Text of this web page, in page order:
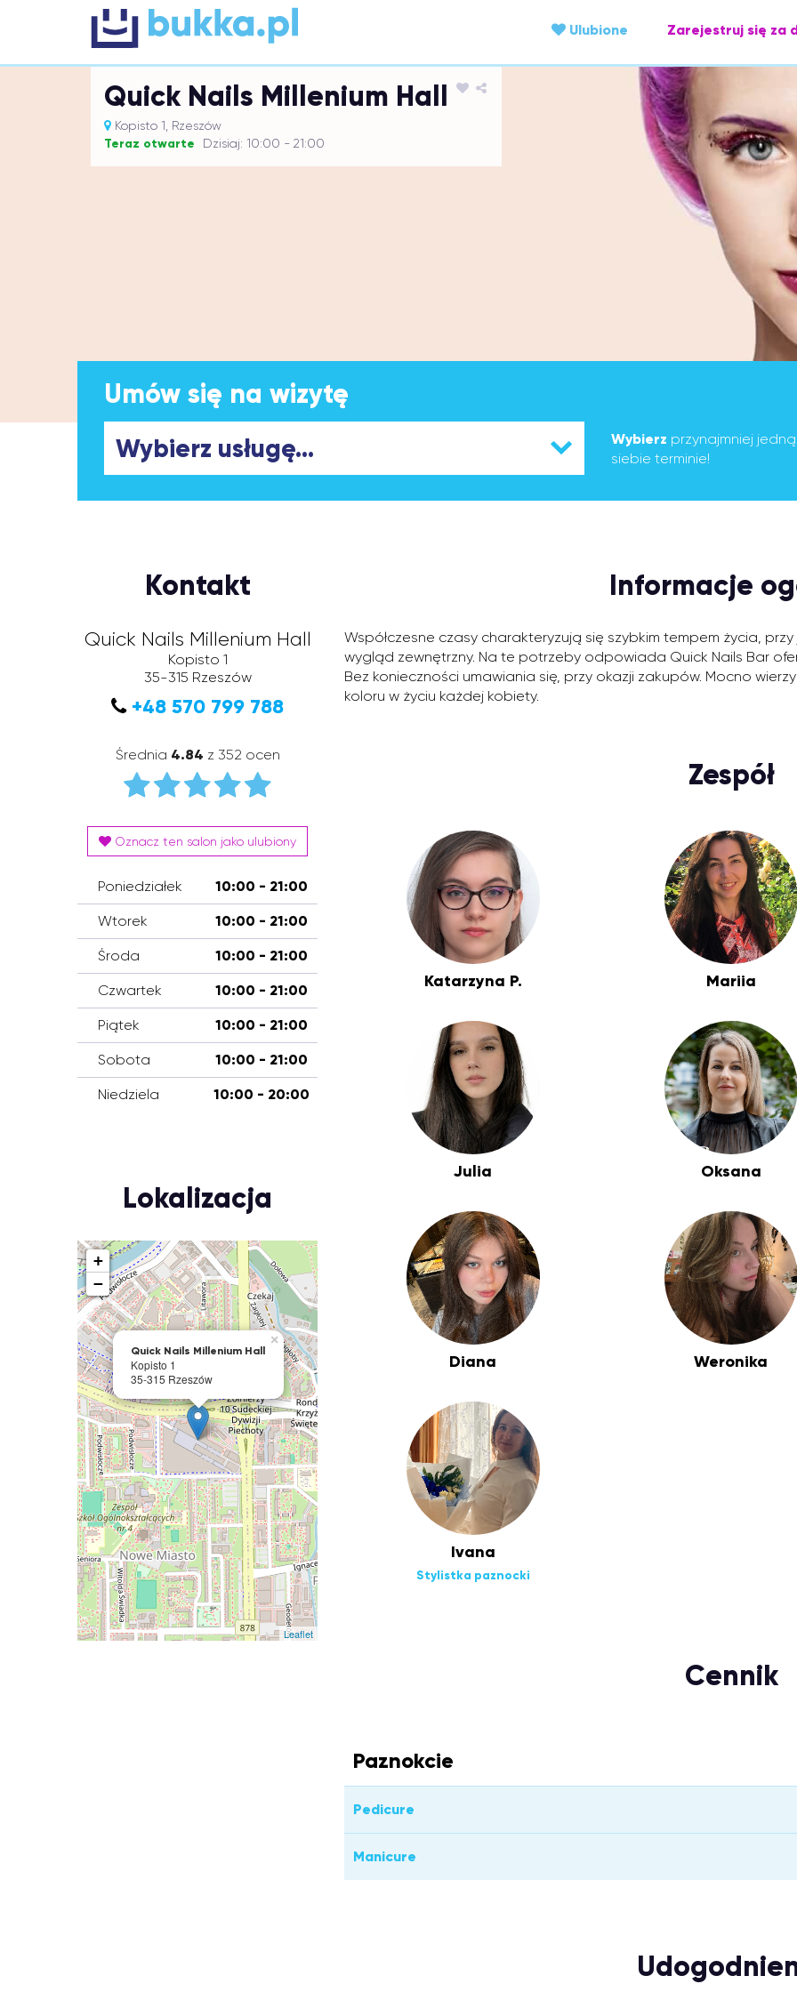
Ulubione Zarejestruj się za
Quick Nails Millenium Hall
Kopisto 1, Rzeszów
Teraz otwarte Dzisiaj: 10:00 - 21:00
Umów się na wizytę
Wybierz przynajmniej
siebie terminie!
Kontakt
Quick Nails Millenium Hall
Kopisto 1
35-315 Rzeszów
+48 570 799 788
Średnia 4.84 z 352 ocen
Oznacz ten salon jako ulubiony
Poniedziałek 10:00 - 21:00
Wtorek 10:00 - 21:00
Środa 10:00 - 21:00
Czwartek 10:00 - 21:00
Piątek 10:00 - 21:00
Sobota 10:00 - 21:00
Niedziela 10:00 - 20:00
Lokalizacja
Quick Nails Millenium Hall
Kopisto 1
35-315 Rzeszów
×
+
−
Leaflet
Informacje
Współczesne czasy charakteryzują się szybkim tempem życia,
wygląd zewnętrzny. Na te potrzeby odpowiada Quick Nails Bar
Bez konieczności umawiania się, przy okazji zakupów. Mocno
koloru w życiu każdej kobiety.
Zespół
Katarzyna P. Mariia
Julia Oksana
Diana Weronika
Ivana
Stylistka paznocki
Cennik
Paznokcie
Pedicure
Manicure